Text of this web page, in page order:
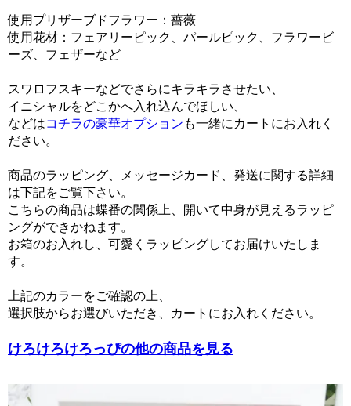
使用プリザーブドフラワー：薔薇
使用花材：フェアリーピック、パールピック、フラワービ
ーズ、フェザーなど
スワロフスキーなどでさらにキラキラさせたい、
イニシャルをどこかへ入れ込んでほしい、
などはコチラの豪華オプション も一緒にカートにお入れく
ださい。
商品のラッピング、メッセージカード、発送に関する詳細
は下記をご覧下さい。
こちらの商品は蝶番の関係上、開いて中身が見えるラッピ
ングができかねます。
お箱のお入れし、可愛くラッピングしてお届けいたしま
す。
上記のカラーをご確認の上、
選択肢からお選びいただき、カートにお入れください。
けろけろけろっぴの他の商品を見る